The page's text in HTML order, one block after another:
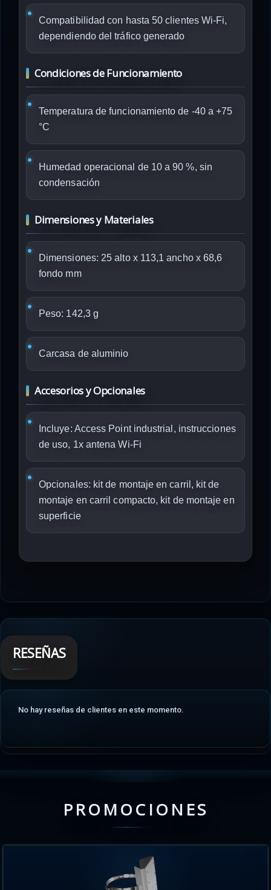
Compatibilidad con hasta 50 clientes Wi-Fi,
dependiendo del tráfico generado
Condiciones de Funcionamiento
Temperatura de funcionamiento de -40 a +75
°C
Humedad operacional de 10 a 90 %, sin
condensación
Dimensiones y Materiales
Dimensiones: 25 alto x 113,1 ancho x 68,6
fondo mm
Peso: 142,3 g
Carcasa de aluminio
Accesorios y Opcionales
Incluye: Access Point industrial, instrucciones
de uso, 1x antena Wi-Fi
Opcionales: kit de montaje en carril, kit de
montaje en carril compacto, kit de montaje en
superficie
RESEÑAS
No hay reseñas de clientes en este momento.
PROMOCIONES